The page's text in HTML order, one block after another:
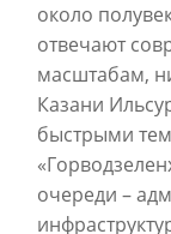
около
отвечают
масштабам,
Казани
быстрыми
очереди –